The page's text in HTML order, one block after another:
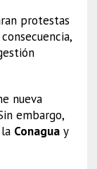
protestas
nueva
embargo,
Conaguay